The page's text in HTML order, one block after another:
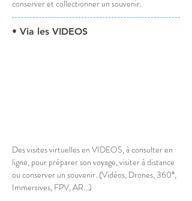
conserver et collectionner un souvenir.
• Via les VIDEOS
Des visites virtuelles en VIDEOS, à consulter en
ligne, pour préparer son voyage, visiter à distance
ou conserver un souvenir. (Vidéos, Drones, 360°,
Immersives, FPV, AR...)